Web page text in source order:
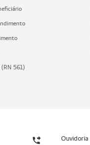
561)
Ouvidoria